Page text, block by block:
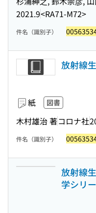
2021.9<RA71-M72>
件名（識別子）
放射線
紙 図書
木村雄治 著コロナ社
件名（識別子）
放射線
学シリ